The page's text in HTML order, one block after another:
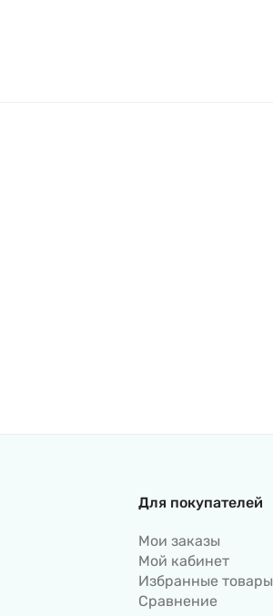
Для покупателей
Мои заказы
Мой кабинет
Избранные товары
Сравнение